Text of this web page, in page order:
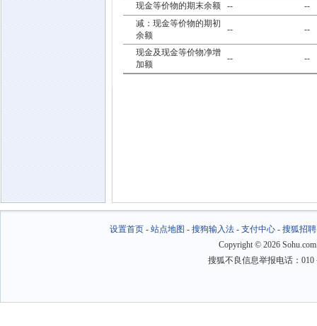
现金等价物的期末余额 --
--
减：现金等价物的期初
余额
-- --
现金及现金等价物净增
加额
-- --
设置首页- 站点地图 - 搜狗输入法- 支付中心- 搜狐招聘
Copyright © 2026
搜狐不良信息举报电话：010